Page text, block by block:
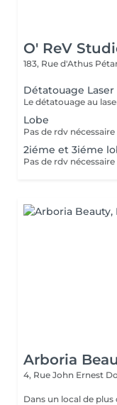
O' ReV
183, Rue d'Athus
Détatouage Laser
Lobe
2iéme et 3iéme
Arboria
4, Rue John Ernest
Dans un local de